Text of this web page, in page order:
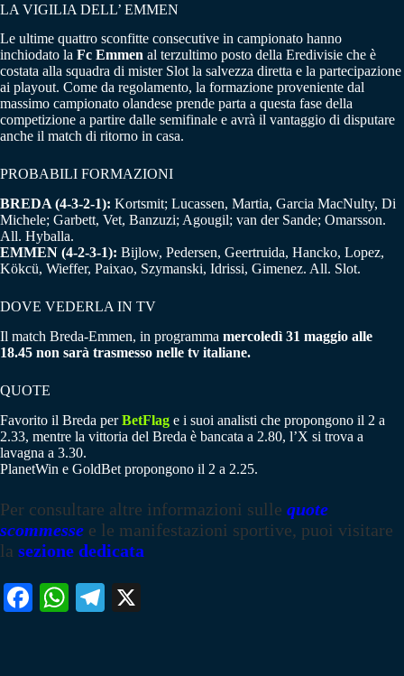
LA VIGILIA DELL’ EMMEN
Le ultime quattro sconfitte consecutive in campionato hanno
inchiodato la Fc Emmen al terzultimo posto della Eredivisie che è
costata alla squadra di mister Slot la salvezza diretta e la partecipazione
ai playout. Come da regolamento, la formazione proveniente dal
massimo campionato olandese prende parta a questa fase della
competizione a partire dalle semifinale e avrà il vantaggio di disputare
anche il match di ritorno in casa.
PROBABILI FORMAZIONI
BREDA (4-3-2-1): Kortsmit; Lucassen, Martia, Garcia MacNulty, Di
Michele; Garbett, Vet, Banzuzi; Agougil; van der Sande; Omarsson.
All. Hyballa.
EMMEN (4-2-3-1): Bijlow, Pedersen, Geertruida, Hancko, Lopez,
Kökcü, Wieffer, Paixao, Szymanski, Idrissi, Gimenez. All. Slot.
DOVE VEDERLA IN TV
Il match Breda-Emmen, in programma mercoledì 31 maggio alle
18.45 non sarà trasmesso nelle tv italiane.
QUOTE
Favorito il Breda perBetFlag e i suoi analisti che propongono il 2 a
2.33, mentre la vittoria del Breda è bancata a 2.80, l’X si trova a
lavagna a 3.30.
PlanetWin e GoldBet propongono il 2 a 2.25.
Per consultare altre informazioni sulle quote
scommesse e le manifestazioni sportive, puoi visitare
la sezione dedicata
Fa W
Te